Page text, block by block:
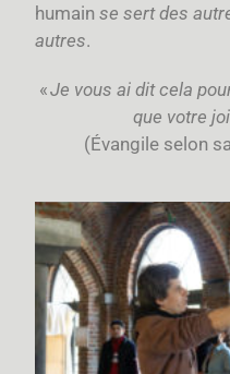
humainse sert des
autres.
«Je vous ai dit cela
que votre
(Évangile selon